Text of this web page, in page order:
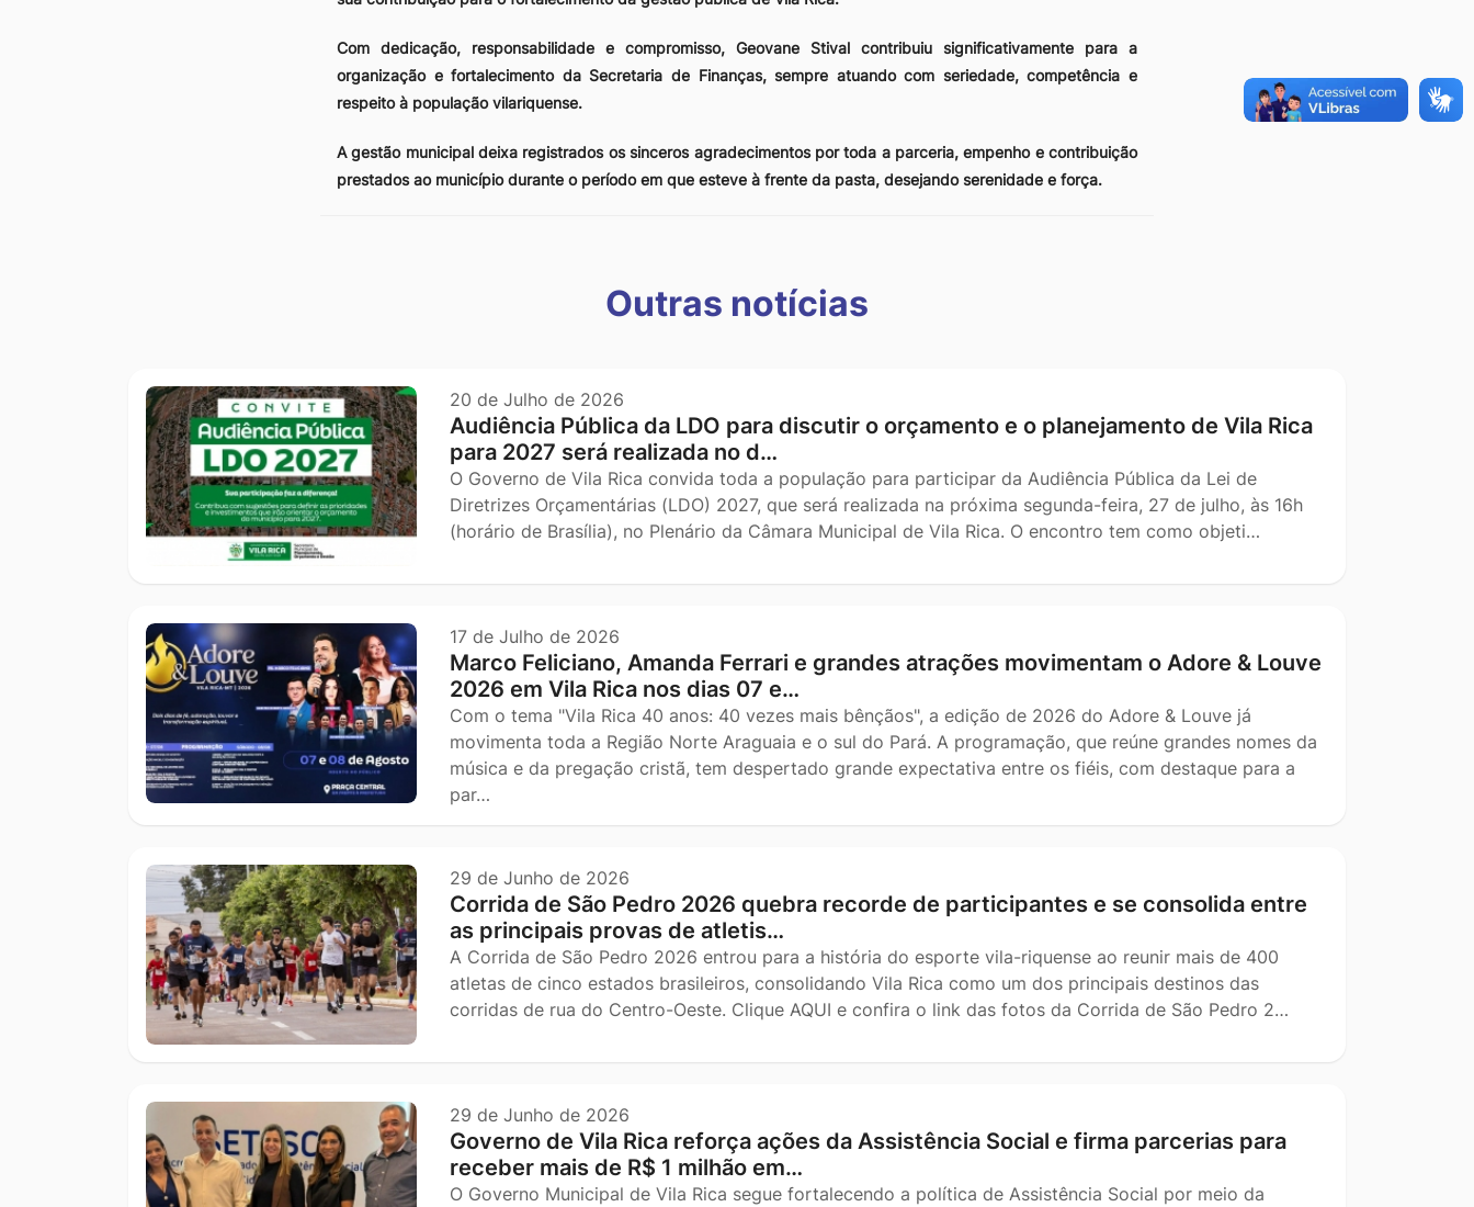
Com dedicação, responsabilidade e compromisso, Geovane Stival contribuiu significativamente para a
organização e fortalecimento da Secretaria de Finanças, sempre atuando com seriedade, competência e
respeito à população vilariquense.
A gestão municipal deixa registrados os sinceros agradecimentos por toda a parceria, empenho e contribuição
prestados ao município durante o período em que esteve à frente da pasta, desejando serenidade e força.
Outras notícias
20 de Julho de 2026
Audiência Pública da LDO para discutir o orçamento e o planejamento de Vila Rica
para 2027 será realizada no d…
O Governo de Vila Rica convida toda a população para participar da Audiência Pública da Lei de
Diretrizes Orçamentárias (LDO) 2027, que será realizada na próxima segunda-feira, 27 de julho, às 16h
(horário de Brasília), no Plenário da Câmara Municipal de Vila Rica. O encontro tem como objeti…
17 de Julho de 2026
Marco Feliciano, Amanda Ferrari e grandes atrações movimentam o Adore & Louve
2026 em Vila Rica nos dias 07 e…
Com o tema "Vila Rica 40 anos: 40 vezes mais bênçãos", a edição de 2026 do Adore & Louve já
movimenta toda a Região Norte Araguaia e o sul do Pará. A programação, que reúne grandes nomes da
música e da pregação cristã, tem despertado grande expectativa entre os fiéis, com destaque para a
par…
29 de Junho de 2026
Corrida de São Pedro 2026 quebra recorde de participantes e se consolida entre
as principais provas de atletis…
A Corrida de São Pedro 2026 entrou para a história do esporte vila-riquense ao reunir mais de 400
atletas de cinco estados brasileiros, consolidando Vila Rica como um dos principais destinos das
corridas de rua do Centro-Oeste. Clique AQUI e confira o link das fotos da Corrida de São Pedro 2…
29 de Junho de 2026
Governo de Vila Rica reforça ações da Assistência Social e firma parcerias para
receber mais de R$ 1 milhão em…
O Governo Municipal de Vila Rica segue fortalecendo a política de Assistência Social por meio da